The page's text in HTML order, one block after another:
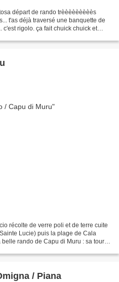
départ de rando trèèèèèèèèès
t'as déjà traversé une banquette de
rigolo. ça fait chuick chuick et
récolte de verre poli et de terre cuite
Lucie) puis la plage de Cala
rando de Capu di Muru : sa tour,
/ Piana